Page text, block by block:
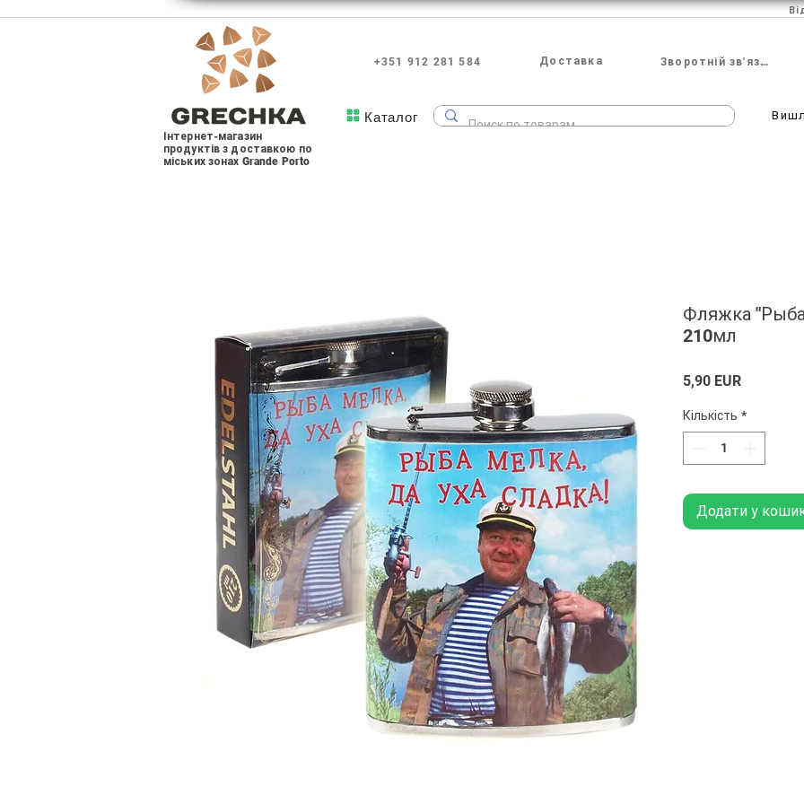
+351 912 281 584 Доставка Зворотній зв'язок
Інтернет-магазин
продуктів з доставкою по
міських зонах Grande Porto
Каталог
Фляжка
210мл
5,90 EURЦіна
Кількість *
Додати у